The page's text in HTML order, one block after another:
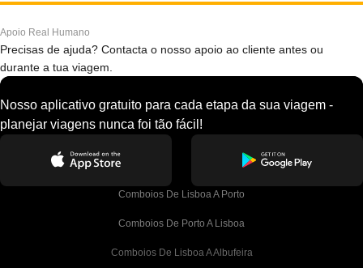
Apoio Real Humano
Precisas de ajuda? Contacta o nosso apoio ao cliente antes ou
durante a tua viagem.
Nosso aplicativo gratuito para cada etapa da sua viagem -
planejar viagens nunca foi tão fácil!
Comboios De Lisboa A Porto
Comboios De Porto A Lisboa
Comboios De Lisboa A Albufeira